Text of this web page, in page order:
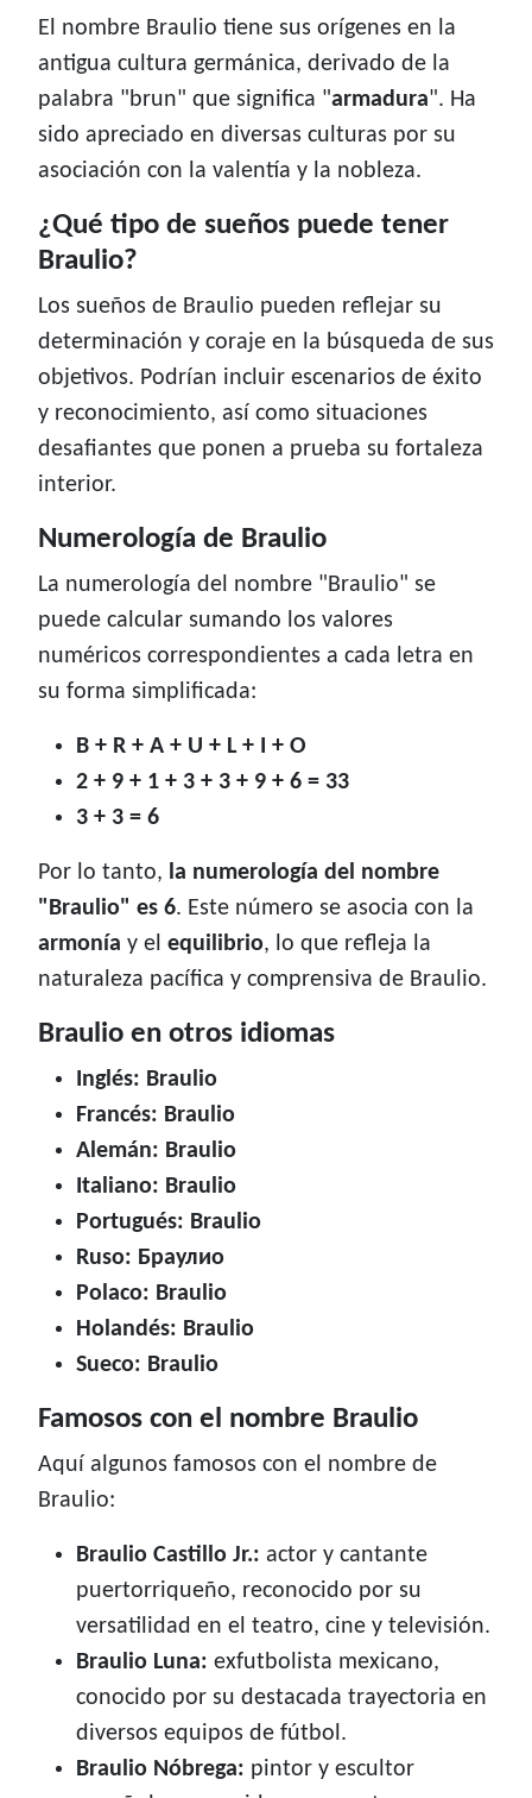
El nombre Braulio tiene sus orígenes en la
antigua cultura germánica, derivado de la
palabra "brun" que significa "armadura". Ha
sido apreciado en diversas culturas por su
asociación con la valentía y la nobleza.
¿Qué tipo de sueños puede tener
Braulio?
Los sueños de Braulio pueden reflejar su
determinación y coraje en la búsqueda de sus
objetivos. Podrían incluir escenarios de éxito
y reconocimiento, así como situaciones
desafiantes que ponen a prueba su fortaleza
interior.
Numerología de Braulio
La numerología del nombre "Braulio" se
puede calcular sumando los valores
numéricos correspondientes a cada letra en
su forma simplificada:
B + R + A + U + L + I + O
2 + 9 + 1 + 3 + 3 + 9 + 6 = 33
3 + 3 = 6
Por lo tanto, la numerología del nombre
"Braulio" es 6. Este número se asocia con la
armonía y el equilibrio, lo que refleja la
naturaleza pacífica y comprensiva de Braulio.
Braulio en otros idiomas
Inglés: Braulio
Francés: Braulio
Alemán: Braulio
Italiano: Braulio
Portugués: Braulio
Ruso: Браулио
Polaco: Braulio
Holandés: Braulio
Sueco: Braulio
Famosos con el nombre Braulio
Aquí algunos famosos con el nombre de
Braulio:
Braulio Castillo Jr.: actor y cantante
puertorriqueño, reconocido por su
versatilidad en el teatro, cine y televisión.
Braulio Luna: exfutbolista mexicano,
conocido por su destacada trayectoria en
diversos equipos de fútbol.
Braulio Nóbrega: pintor y escultor